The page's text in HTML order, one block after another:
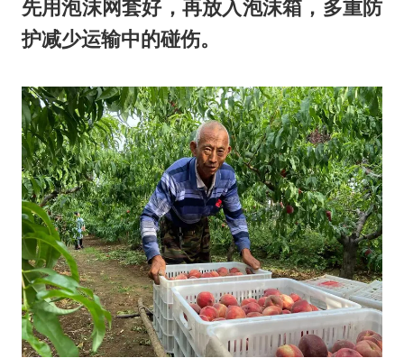
先用泡沫网套好，再放入泡沫箱，多重防
护减少运输中的碰伤。